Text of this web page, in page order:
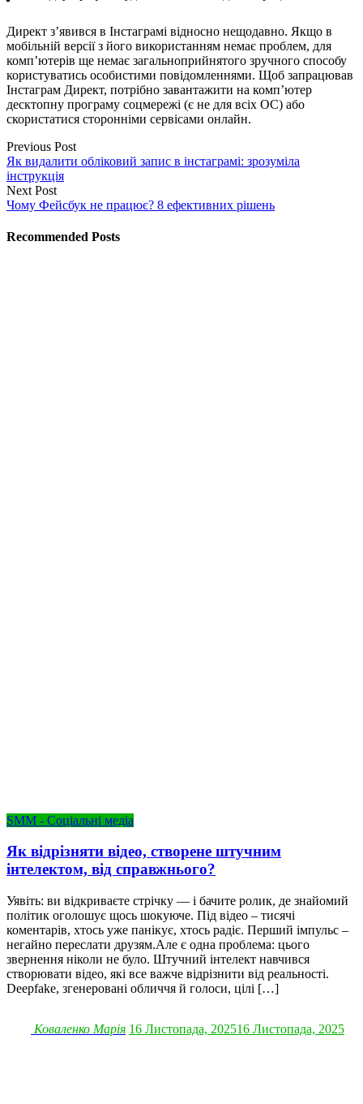
Директ з’явився в Інстаграмі відносно нещодавно. Якщо в
мобільній версії з його використанням немає проблем, для
комп’ютерів ще немає загальноприйнятого зручного способу
користуватись особистими повідомленнями. Щоб запрацював
Інстаграм Директ, потрібно завантажити на комп’ютер
десктопну програму соцмережі (є не для всіх ОС) або
скористатися сторонніми сервісами онлайн.
Previous Post
Як видалити обліковий запис в інстаграмі: зрозуміла
інструкція
Next Post
Чому Фейсбук не працює? 8 ефективних рішень
Recommended Posts
SMM - Соціальні медіа
Як відрізняти відео, створене штучним
інтелектом, від справжнього?
Уявіть: ви відкриваєте стрічку — і бачите ролик, де знайомий
політик оголошує щось шокуюче. Під відео – тисячі
коментарів, хтось уже панікує, хтось радіє. Перший імпульс –
негайно переслати друзям.Але є одна проблема: цього
звернення ніколи не було. Штучний інтелект навчився
створювати відео, які все важче відрізнити від реальності.
Deepfake, згенеровані обличчя й голоси, цілі […]
Коваленко Марія 16 Листопада, 202516 Листопада, 2025